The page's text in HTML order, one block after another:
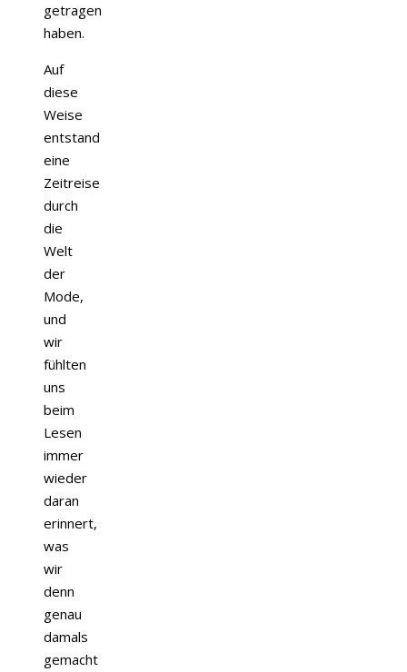
getragen
haben.
Auf
diese
Weise
entstand
eine
Zeitreise
durch
die
Welt
der
Mode,
und
wir
fühlten
uns
beim
Lesen
immer
wieder
daran
erinnert,
was
wir
denn
genau
damals
gemacht